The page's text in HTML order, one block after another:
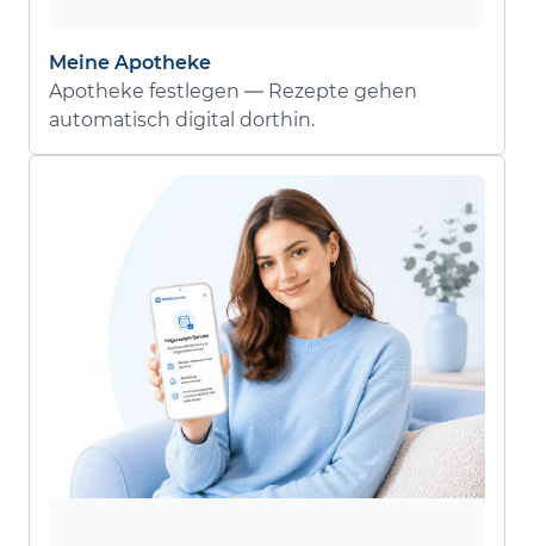
Meine Apotheke
Apotheke festlegen — Rezepte gehen
automatisch digital dorthin.